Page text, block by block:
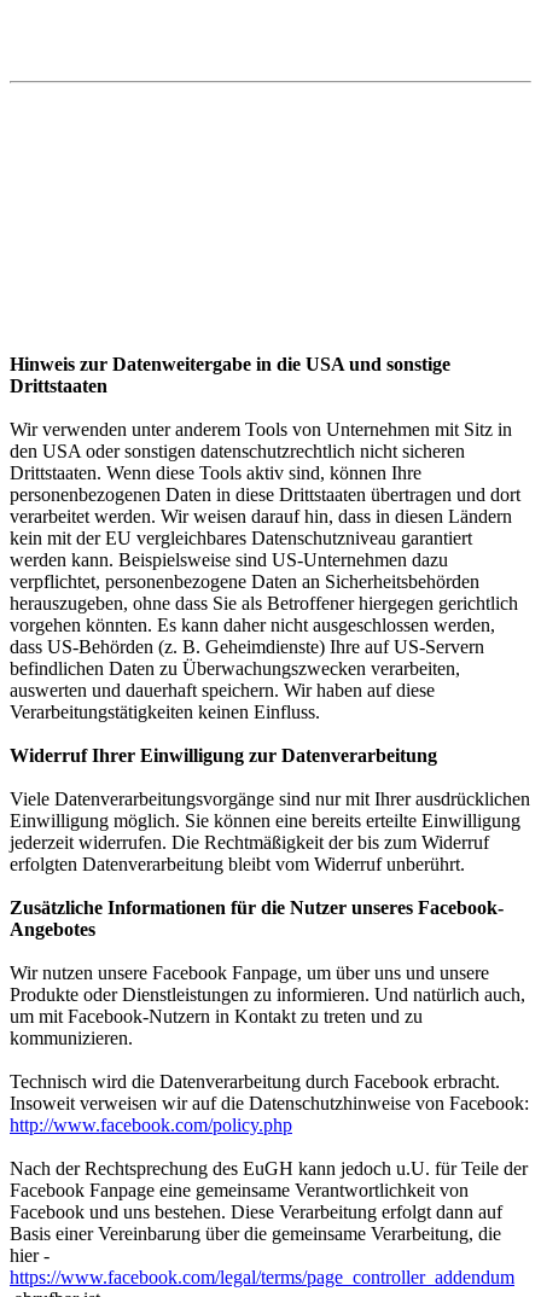
Hinweis zur Datenweitergabe in die USA und sonstige
Drittstaaten
Wir verwenden unter anderem Tools von Unternehmen mit Sitz in
den USA oder sonstigen datenschutzrechtlich nicht sicheren
Drittstaaten. Wenn diese Tools aktiv sind, können Ihre
personenbezogenen Daten in diese Drittstaaten übertragen und dort
verarbeitet werden. Wir weisen darauf hin, dass in diesen Ländern
kein mit der EU vergleichbares Datenschutzniveau garantiert
werden kann. Beispielsweise sind US-Unternehmen dazu
verpflichtet, personenbezogene Daten an Sicherheitsbehörden
herauszugeben, ohne dass Sie als Betroffener hiergegen gerichtlich
vorgehen könnten. Es kann daher nicht ausgeschlossen werden,
dass US-Behörden (z. B. Geheimdienste) Ihre auf US-Servern
befindlichen Daten zu Überwachungszwecken verarbeiten,
auswerten und dauerhaft speichern. Wir haben auf diese
Verarbeitungstätigkeiten keinen Einfluss.
Widerruf Ihrer Einwilligung zur Datenverarbeitung
Viele Datenverarbeitungsvorgänge sind nur mit Ihrer ausdrücklichen
Einwilligung möglich. Sie können eine bereits erteilte Einwilligung
jederzeit widerrufen. Die Rechtmäßigkeit der bis zum Widerruf
erfolgten Datenverarbeitung bleibt vom Widerruf unberührt.
Zusätzliche Informationen für die Nutzer unseres Facebook-
Angebotes
Wir nutzen unsere Facebook Fanpage, um über uns und unsere
Produkte oder Dienstleistungen zu informieren. Und natürlich auch,
um mit Facebook-Nutzern in Kontakt zu treten und zu
kommunizieren.
Technisch wird die Datenverarbeitung durch Facebook erbracht.
Insoweit verweisen wir auf die Datenschutzhinweise von Facebook:
http://www.facebook.com/policy.php
Nach der Rechtsprechung des EuGH kann jedoch u.U. für Teile der
Facebook Fanpage eine gemeinsame Verantwortlichkeit von
Facebook und uns bestehen. Diese Verarbeitung erfolgt dann auf
Basis einer Vereinbarung über die gemeinsame Verarbeitung, die
hier -
https://www.facebook.com/legal/terms/page_controller_addendum